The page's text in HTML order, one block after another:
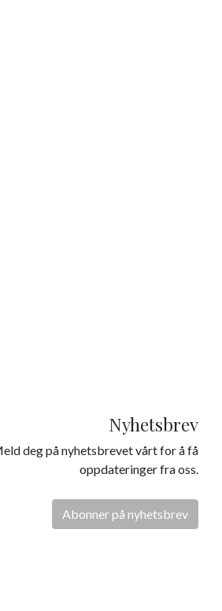
Nyhetsbrev
deg på nyhetsbrevet vårt for å få
oppdateringer fra oss.
Abonner på nyhetsbrev